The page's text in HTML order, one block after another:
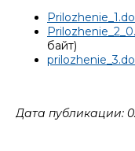
байт)
Дата публикации: